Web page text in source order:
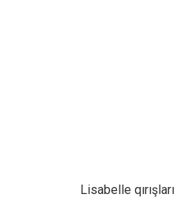
Lisabelle